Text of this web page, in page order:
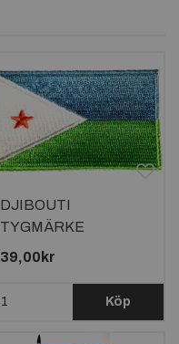
DJIBOUTI
TYGMÄRKE
65x38mm
39,00kr
Köp